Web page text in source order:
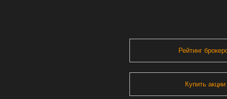
Рейтинг
Купить акции